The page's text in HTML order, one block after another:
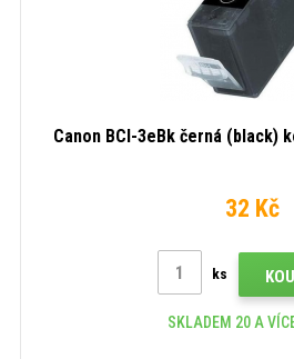
Canon BCI-3eBk černá (black)
32 Kč
ks
SKLADEM 20 A